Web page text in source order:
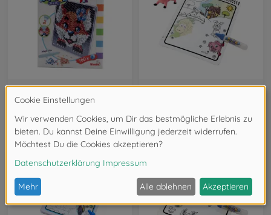
Paillettenbilder & Pailletten Bastelsets
A&F Sequin Fuchs
9,99 €
Malstifte
5,99 €